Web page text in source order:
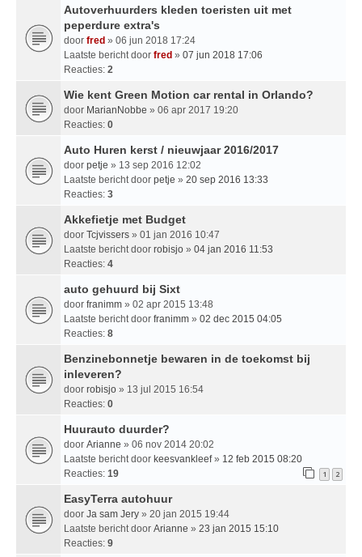
Autoverhuurders kleden toeristen uit met
peperdure extra's
door fred » 06 jun 2018 17:24
Laatste bericht door fred » 07 jun 2018 17:06
Reacties: 2
Wie kent Green Motion car rental in Orlando?
door MarianNobbe » 06 apr 2017 19:20
Reacties: 0
Auto Huren kerst / nieuwjaar 2016/2017
door petje » 13 sep 2016 12:02
Laatste bericht door petje » 20 sep 2016 13:33
Reacties: 3
Akkefietje met Budget
door Tcjvissers » 01 jan 2016 10:47
Laatste bericht door robisjo » 04 jan 2016 11:53
Reacties: 4
auto gehuurd bij Sixt
door franimm » 02 apr 2015 13:48
Laatste bericht door franimm » 02 dec 2015 04:05
Reacties: 8
Benzinebonnetje bewaren in de toekomst bij
inleveren?
door robisjo » 13 jul 2015 16:54
Reacties: 0
Huurauto duurder?
door Arianne » 06 nov 2014 20:02
Laatste bericht door keesvankleef» 12 feb 2015 08:20
Reacties: 19 1 2
EasyTerra autohuur
door Ja sam Jery » 20 jan 2015 19:44
Laatste bericht door Arianne » 23 jan 2015 15:10
Reacties: 9